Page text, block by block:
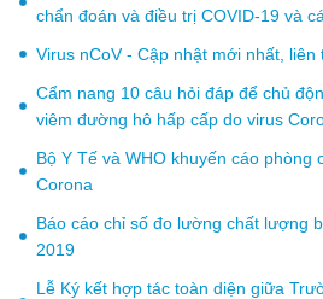
chẩn đoán và điều trị COVID-19 và
Virus nCoV - Cập nhật mới nhất, liên
Cẩm nang 10 câu hỏi đáp để chủ
viêm đường hô hấp cấp do virus
Bộ Y Tế và WHO khuyến cáo phòng
Corona
Báo cáo chỉ số đo lường chất lượng
2019
Lễ Ký kết hợp tác toàn diện giữa